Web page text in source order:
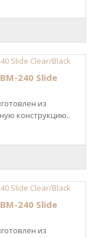
240 Slide
из
конструкцию..
240 Slide
из